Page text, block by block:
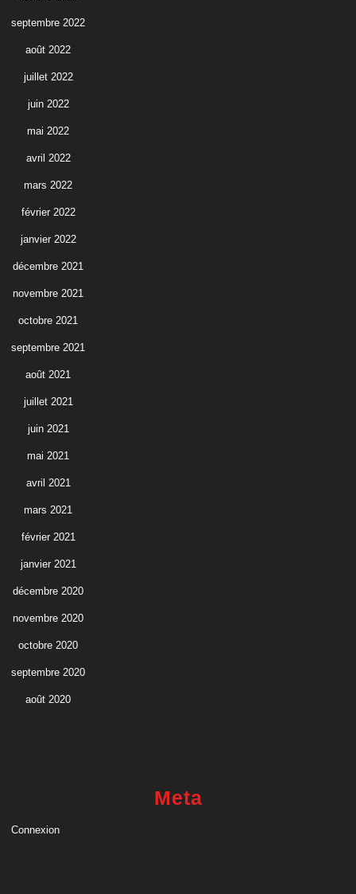
septembre 2022
août 2022
juillet 2022
juin 2022
mai 2022
avril 2022
mars 2022
février 2022
janvier 2022
décembre 2021
novembre 2021
octobre 2021
septembre 2021
août 2021
juillet 2021
juin 2021
mai 2021
avril 2021
mars 2021
février 2021
janvier 2021
décembre 2020
novembre 2020
octobre 2020
septembre 2020
août 2020
Meta
Connexion